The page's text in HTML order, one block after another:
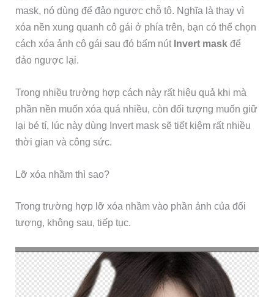
mask, nó dùng để đảo ngược chỗ tô. Nghĩa là thay vì
xóa nền xung quanh cô gái ở phía trên, bạn có thể chọn
cách xóa ảnh cô gái sau đó bấm nút Invert mask để
đảo ngược lại.
Trong nhiều trường hợp cách này rất hiệu quả khi mà
phần nền muốn xóa quá nhiều, còn đối tượng muốn giữ
lại bé tí, lúc này dùng Invert mask sẽ tiết kiệm rất nhiều
thời gian và công sức.
Lỡ xóa nhầm thì sao?
Trong trường hợp lỡ xóa nhầm vào phần ảnh của đối
tượng, không sau, tiếp tục.